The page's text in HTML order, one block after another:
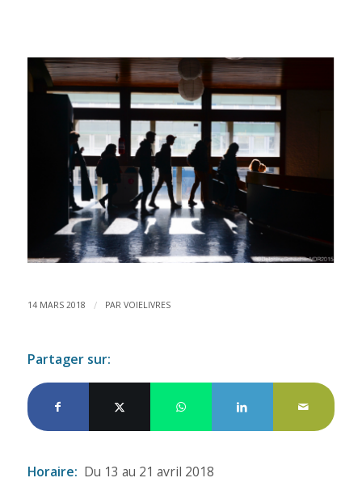
14 MARS 2018 / PAR VOIELIVRES
Partager sur:
Horaire: Du 13 au 21 avril 2018